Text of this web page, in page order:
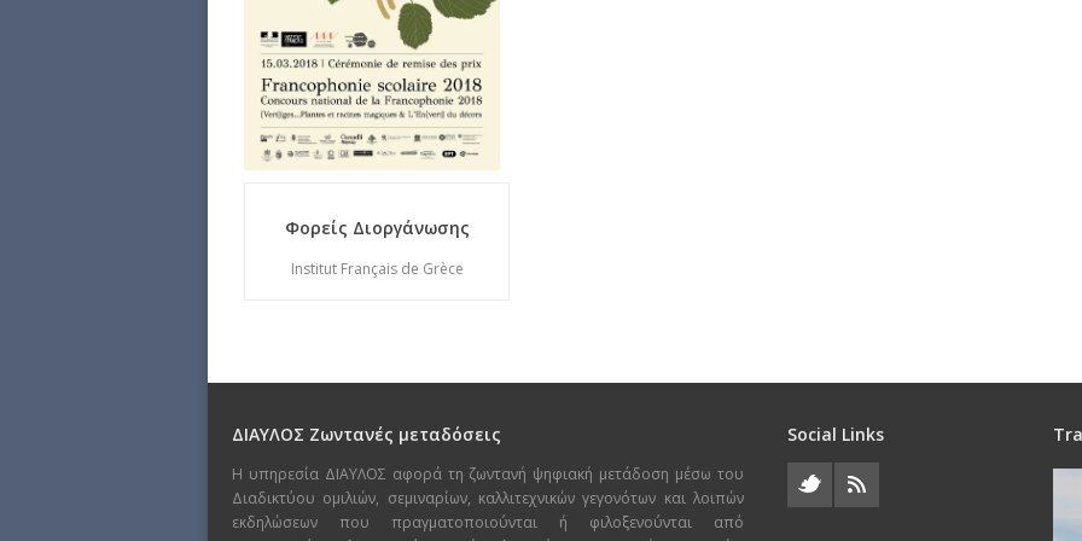
Φορείς Διοργάνωσης
Institut Français de Grèce
ΔΙΑΥΛΟΣ Ζωντανές μεταδόσεις
Η υπηρεσία ΔΙΑΥΛΟΣ αφορά τη ζωντανή ψηφιακή μετάδοση μέσω του
Διαδικτύου ομιλιών, σεμιναρίων, καλλιτεχνικών γεγονότων και λοιπών
εκδηλώσεων που πραγματοποιούνται ή φιλοξενούνται από
Social Links